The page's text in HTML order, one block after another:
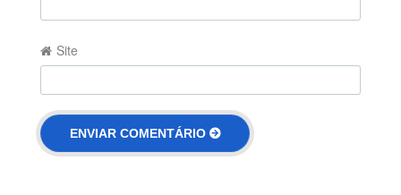
Site